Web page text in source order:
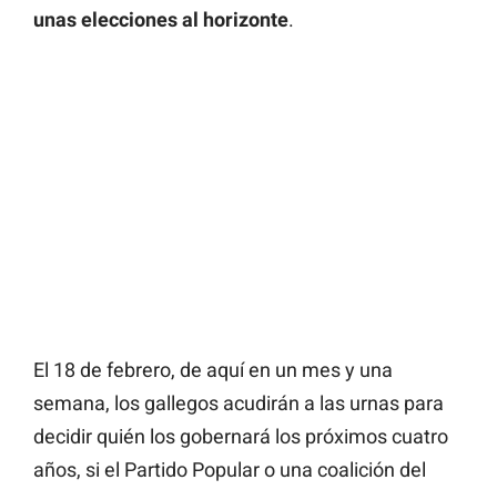
unas elecciones al horizonte.
El 18 de febrero, de aquí en un mes y una
semana, los gallegos acudirán a las urnas para
decidir quién los gobernará los próximos cuatro
años, si el Partido Popular o una coalición del